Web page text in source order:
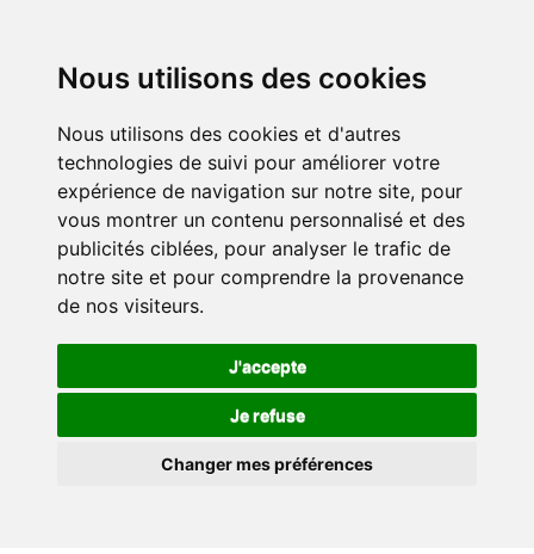
Nous utilisons des cookies
Nous utilisons des cookies et d'autres
technologies de suivi pour améliorer votre
expérience de navigation sur notre site, pour
vous montrer un contenu personnalisé et des
publicités ciblées, pour analyser le trafic de
notre site et pour comprendre la provenance
de nos visiteurs.
J'accepte
Je refuse
Changer mes préférences